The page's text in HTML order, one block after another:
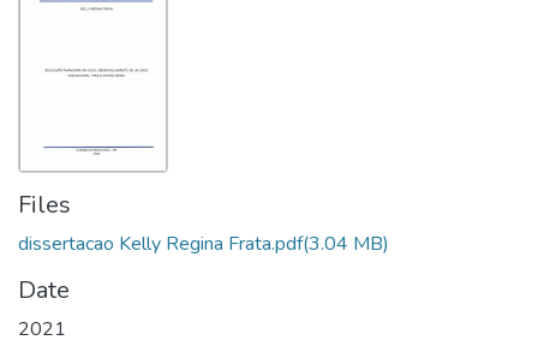
Files
dissertacao Kelly Regina Frata.pdf(3.04 MB)
Date
2021